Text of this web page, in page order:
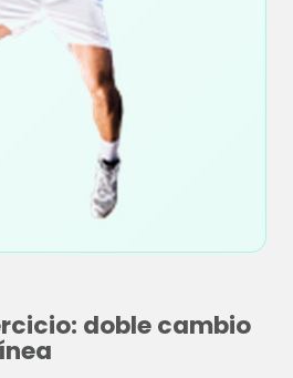
doble cambio